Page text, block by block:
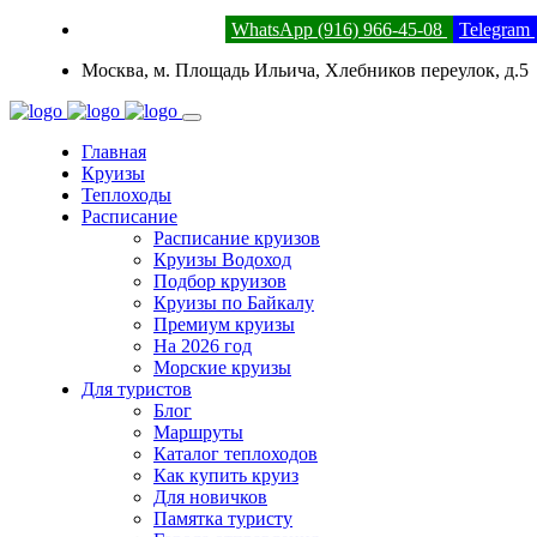
WhatsApp (916) 966-45-08 Telegram
Москва, м. Площадь Ильича, Хлебников переулок, д.5
Главная
Круизы
Теплоходы
Расписание
Расписание круизов
Круизы Водоход
Подбор круизов
Круизы по Байкалу
Премиум круизы
На 2026 год
Морские круизы
Для туристов
Блог
Маршруты
Каталог теплоходов
Как купить круиз
Для новичков
Памятка туристу